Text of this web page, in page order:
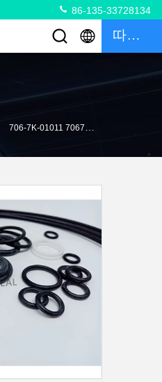
86-135-33728134
따옴표
706-7K-01011 7067K01050 스윙 모터 시일 키트 코마쓰 PC350-7 PC350-8 PC220 PC270 PC300HD